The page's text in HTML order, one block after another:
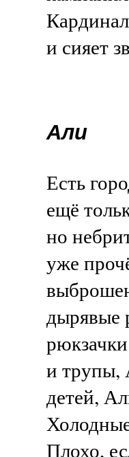
и сияет
Али
Есть
ещё
но
уже
дырявые
рюкзачки
и трупы,
детей,
Плохо,